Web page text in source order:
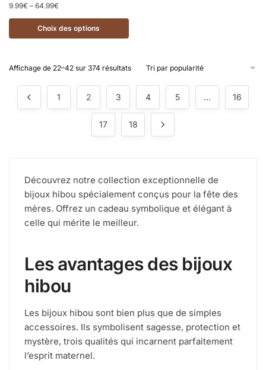
9.99€ – 64.99€
Choix des options
Affichage de 22–42 sur 374 résultats
1 2 3 4 5 … 16
17 18
Découvrez notre collection exceptionnelle de
bijoux hibou spécialement conçus pour la fête des
mères. Offrez un cadeau symbolique et élégant à
celle qui mérite le meilleur.
Les avantages des bijoux
hibou
Les bijoux hibou sont bien plus que de simples
accessoires. Ils symbolisent sagesse, protection et
mystère, trois qualités qui incarnent parfaitement
l’esprit maternel.